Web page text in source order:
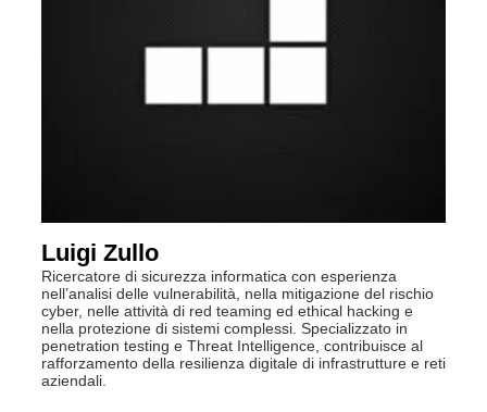
Luigi Zullo
Ricercatore di sicurezza informatica con esperienza
nell’analisi delle vulnerabilità, nella mitigazione del rischio
cyber, nelle attività di red teaming ed ethical hacking e
nella protezione di sistemi complessi. Specializzato in
penetration testing e Threat Intelligence, contribuisce al
rafforzamento della resilienza digitale di infrastrutture e reti
aziendali.